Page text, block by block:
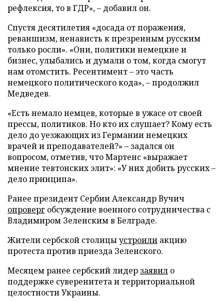
рефлексия, то в ГДР», – добавил он.
Спустя десятилетия «досада от поражения,
реваншизм, ненависть к презренным русским
только росли». «Они, политики немецкие и
бизнес, улыбались и думали о том, когда смогут
нам отомстить. Ресентимент – это часть
немецкого политического кода», – продолжил
Медведев.
«Есть немало немцев, которые в ужасе от своей
прессы, политиков. Но кто их слушает? Кому есть
дело до уезжающих из Германии немецких
врачей и преподавателей?» – задался он
вопросом, отметив, что Мартенс «выражает
мнение тевтонских элит»: «У них добить русских –
дело принципа».
Ранее президент Сербии Александр Вучич
опроверг обсуждение военного сотрудничества с
Владимиром Зеленским в Белграде.
Жители сербской столицыустроили акцию
протеста против приезда Зеленского.
Месяцем ранее сербский лидер заявил о
поддержке суверенитета и территориальной
целостности Украины.